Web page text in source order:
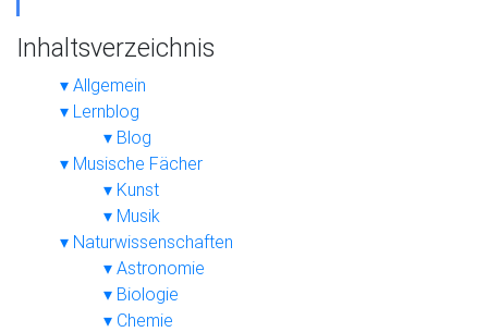
Inhaltsverzeichnis
Allgemein
Lernblog
Blog
Musische Fächer
Kunst
Musik
Naturwissenschaften
Astronomie
Biologie
Chemie